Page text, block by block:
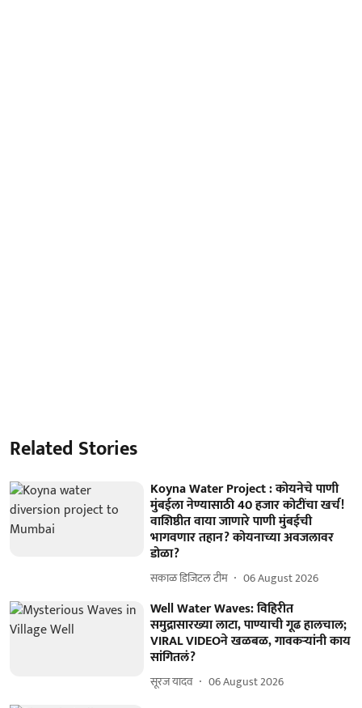
Related Stories
Koyna Water Project : कोयनेचे पाणी
मुंबईला नेण्यासाठी 40 हजार कोटींचा खर्च!
वाशिष्ठीत वाया जाणारे पाणी मुंबईची
भागवणार तहान? कोयनाच्या अवजलावर
डोळा?
सकाळ डिजिटल टीम 06 August 2026
Well Water Waves: विहिरीत
समुद्रासारख्या लाटा, पाण्याची गूढ हालचाल;
VIRAL VIDEOने खळबळ, गावकऱ्यांनी काय
सांगितलं?
सूरज यादव 06 August 2026